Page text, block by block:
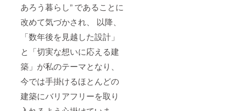
あろう暮らし” であることに
改めて気づかされ、 以降、
「数年後を見越した設計」
と「切実な想いに応える建
築」が私のテーマとなり、
今では手掛けるほとんどの
建築にバリアフリーを取り